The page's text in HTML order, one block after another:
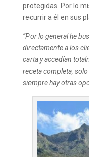
protegidas. Por lo
recurrir a él en sus
“Por lo general he
directamente a los
carta y accedían
receta completa,
siempre hay otras